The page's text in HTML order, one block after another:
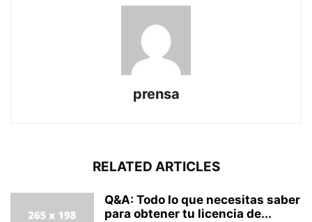
prensa
RELATED ARTICLES
Q&A: Todo lo que necesitas saber
para obtener tu licencia de...